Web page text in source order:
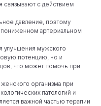
связывают с действием
давление, поэтому
артериальном
улучшения мужского
потенцию, но и
что может помочь при
организма при
патологий и
важной частью терапии